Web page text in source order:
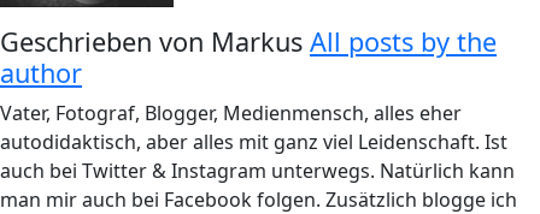
Geschrieben von Markus All posts by the
author
Vater, Fotograf, Blogger, Medienmensch, alles eher
autodidaktisch, aber alles mit ganz viel Leidenschaft. Ist
auch bei Twitter & Instagram unterwegs. Natürlich kann
man mir auch bei Facebook folgen. Zusätzlich blogge ich